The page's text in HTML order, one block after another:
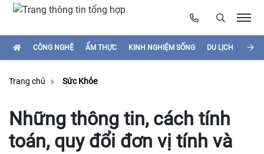
CÔNG NGHỆ ẨM THỰC KINH NGHIỆM SỐNG DU LỊCH
Trang chủ Sức Khỏe
Những thông tin, cách tính
toán, quy đổi đơn vị tính và